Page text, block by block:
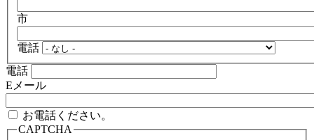
市
電話
電話
Eメール
お電話ください。
CAPTCHA